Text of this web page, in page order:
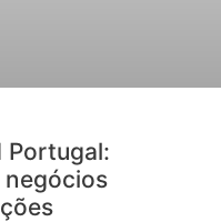
Portugal: